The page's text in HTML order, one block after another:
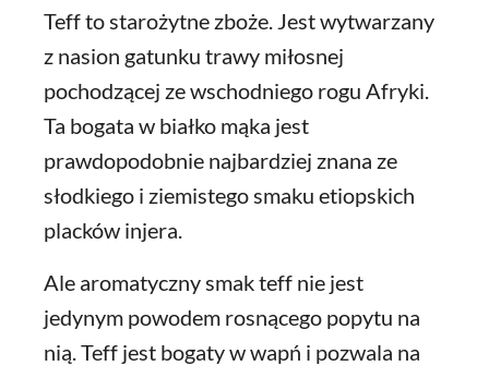
Teff to starożytne zboże. Jest wytwarzany
z nasion gatunku trawy miłosnej
pochodzącej ze wschodniego rogu Afryki.
Ta bogata w białko mąka jest
prawdopodobnie najbardziej znana ze
słodkiego i ziemistego smaku etiopskich
placków injera.
Ale aromatyczny smak teff nie jest
jedynym powodem rosnącego popytu na
nią. Teff jest bogaty w wapń i pozwala na